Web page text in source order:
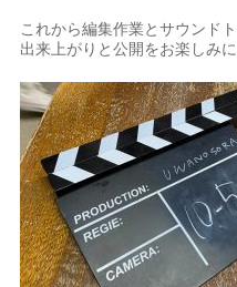
これから編集作業とサウンド
出来上がりと公開をお楽しみに